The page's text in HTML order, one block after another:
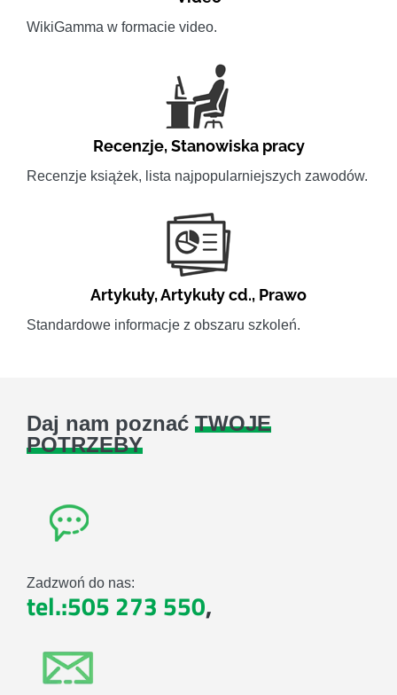
WikiGamma w formacie video.
Recenzje,Stanowiska pracy
Recenzje książek, lista najpopularniejszych zawodów.
Artykuły,Artykuły cd., Prawo
Standardowe informacje z obszaru szkoleń.
Daj nam poznać TWOJE
POTRZEBY
Zadzwoń do nas:
tel.:505 273 550,